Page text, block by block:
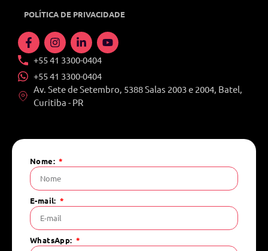
POLÍTICA DE PRIVACIDADE
+55 41 3300-0404
+55 41 3300-0404
Av. Sete de Setembro, 5388 Salas 2003 e 2004, Batel,
Curitiba - PR
Nome:
E-mail:
WhatsApp: